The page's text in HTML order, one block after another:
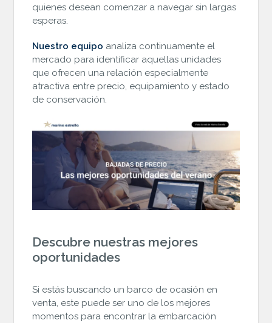
quienes desean comenzar a navegar sin largas
esperas.
Nuestro equipo analiza continuamente el
mercado para identificar aquellas unidades
que ofrecen una relación especialmente
atractiva entre precio, equipamiento y estado
de conservación.
Descubre nuestras mejores
oportunidades
Si estás buscando un barco de ocasión en
venta, este puede ser uno de los mejores
momentos para encontrar la embarcación